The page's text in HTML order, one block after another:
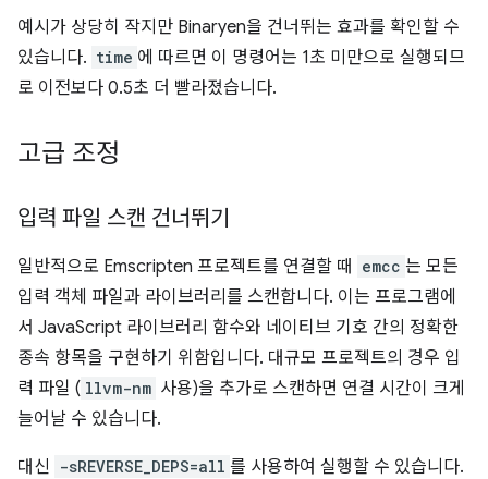
예시가 상당히 작지만 Binaryen을 건너뛰는 효과를 확인할 수
있습니다. time 에 따르면 이 명령어는 1초 미만으로 실행되므
로 이전보다 0.5초 더 빨라졌습니다.
고급 조정
입력 파일 스캔 건너뛰기
일반적으로 Emscripten 프로젝트를 연결할 때 emcc 는 모든
입력 객체 파일과 라이브러리를 스캔합니다. 이는 프로그램에
서 JavaScript 라이브러리 함수와 네이티브 기호 간의 정확한
종속 항목을 구현하기 위함입니다. 대규모 프로젝트의 경우 입
력 파일 ( llvm-nm 사용)을 추가로 스캔하면 연결 시간이 크게
늘어날 수 있습니다.
대신 -sREVERSE_DEPS=all 를 사용하여 실행할 수 있습니다.